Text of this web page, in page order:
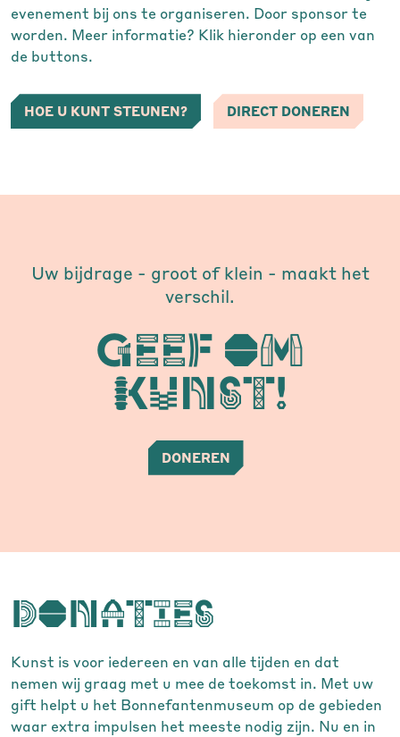
evenement bij ons te organiseren. Door sponsor te
worden. Meer informatie? Klik hieronder op een van
de buttons.
HOE U KUNT STEUNEN? DIRECT DONEREN
Uw bijdrage - groot of klein - maakt het
verschil.
Geef om
kunst!
DONEREN
Donaties
Kunst is voor iedereen en van alle tijden en dat
nemen wij graag met u mee de toekomst in. Met uw
gift helpt u het Bonnefantenmuseum op de gebieden
waar extra impulsen het meeste nodig zijn. Nu en in